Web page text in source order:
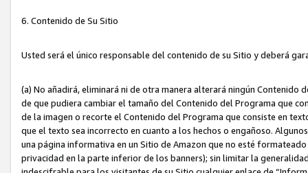
6. Contenido de Su Sitio
Usted será el único responsable del contenido de su Sitio y deberá
(a) No añadirá, eliminará ni de otra manera alterará ningún
de que pudiera cambiar el tamaño del Contenido del Programa que
de la imagen o recorte el Contenido del Programa que consiste en
que el texto sea incorrecto en cuanto a los hechos o engañoso.
una página informativa en un Sitio de Amazon que no esté
privacidad en la parte inferior de los banners); sin limitar la